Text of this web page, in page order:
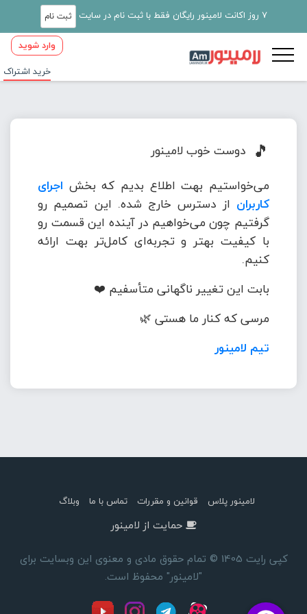
7 روز اکانت لامینور رایگان فقط با ثبت نام در سایت ثبت نام
وارد شوید
خرید اشتراک
🎵 دوست خوب لامینور
می‌خواستیم بهت اطلاع بدیم که بخش اجرای
کاربران از دسترس خارج شده. این تصمیم رو
گرفتیم چون می‌خواهیم در آینده این قسمت رو
با کیفیت بهتر و تجربه‌ای کامل‌تر بهت ارائه
کنیم.
بابت این تغییر ناگهانی متأسفیم ❤️
مرسی که کنار ما هستی 🌿
تیم لامینور
لامینور پلاس قوانین و مقررات تماس با ما وبلاگ
حمایت از لامینور
کپی رایت 1405 © تمام حقوق مادی و معنوی این وبسایت برای
"لامینور" محفوظ است.